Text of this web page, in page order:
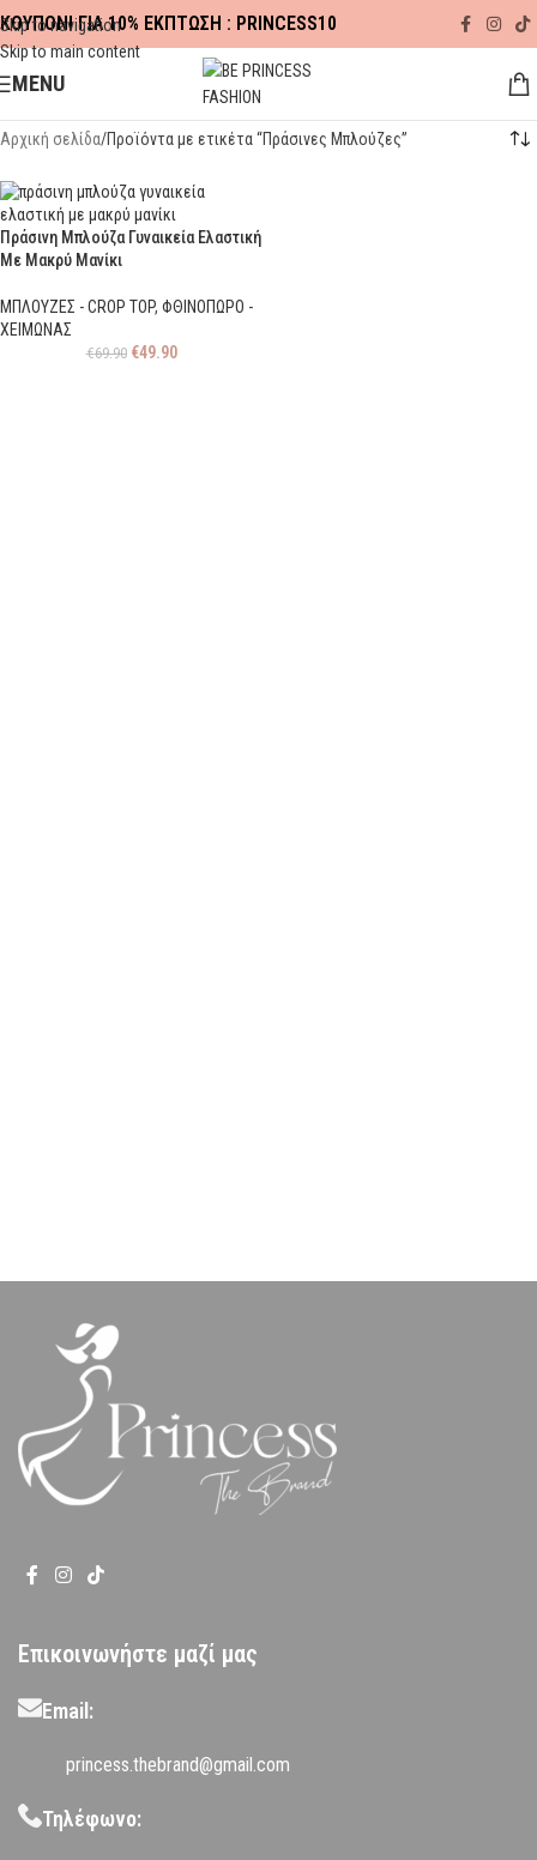
Skip to navigation
Skip to main content
ΚΟΥΠΟΝΙ ΓΙΑ 10% ΕΚΠΤΩΣΗ : PRINCESS10
MENU
Αρχική σελίδα Προϊόντα με ετικέτα “Πράσινες Μπλούζες”
Πράσινη Μπλούζα Γυναικεία Ελαστική
Με Μακρύ Μανίκι
ΜΠΛΟΥΖΕΣ - CROP TOP, ΦΘΙΝΟΠΩΡΟ -
ΧΕΙΜΩΝΑΣ
€69.90 €49.90
Επικοινωνήστε μαζί μας
Email:
princess.thebrand@gmail.com
Τηλέφωνο: